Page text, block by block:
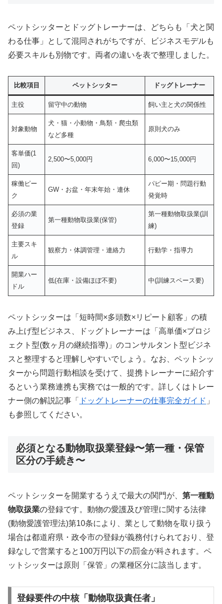
ペットシッターとドッグトレーナーは、どちらも「犬と関
わる仕事」として混同されがちですが、ビジネスモデルも
必要スキルも別物です。両者の違いを表で整理しました。
比較項目 ペットシッター ドッグトレーナー
主役 留守中の動物 飼い主と犬の関係性
対象動物
犬・猫・小動物・鳥類・爬虫類
など多種
原則犬のみ
客単価(1
回)
2,500〜5,000円 6,000〜15,000円
稼働ピー
ク
GW・お盆・年末年始・連休
パピー期・問題行動
発覚時
必須の業
登録
第一種動物取扱業(保管)
第一種動物取扱業(訓
練)
主要スキ
ル
観察力・体調管理・連絡力 行動学・指導力
開業ハー
ドル
低(在庫・設備ほぼ不要) 中(訓練スペース要)
ペットシッターは「短時間×多頭数×リピート顧客」の積
み上げ型ビジネス、ドッグトレーナーは「高単価×プロジ
ェクト型(数ヶ月の継続指導)」のコンサルタント型ビジネ
スと整理すると理解しやすいでしょう。なお、ペットシッ
ターから問題行動相談を受けて、提携トレーナーに紹介す
るという業務連携も実務では一般的です。詳しくはトレー
ナー側の解説記事「
ドッグトレーナーの仕事完全ガイド 」
も参照してください。
必須となる動物取扱業登録〜第一種・保管
区分の手続き〜
ペットシッターを開業するうえで最大の関門が、 第一種動
物取扱業の登録です。動物の愛護及び管理に関する法律
(動物愛護管理法)第10条により、業として動物を取り扱う
場合は都道府県・政令市の登録が義務付けられており、登
録なしで営業すると100万円以下の罰金が科されます。ペ
ットシッターは原則「保管」の業種区分に該当します。
登録要件の中核「動物取扱責任者」